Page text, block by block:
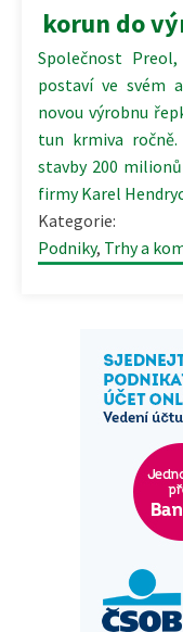
korun do
Společnost
postaví ve svém
novou výrobnu
tun krmiva
stavby 200
firmy Karel
Kategorie:
Podniky, Trhy a